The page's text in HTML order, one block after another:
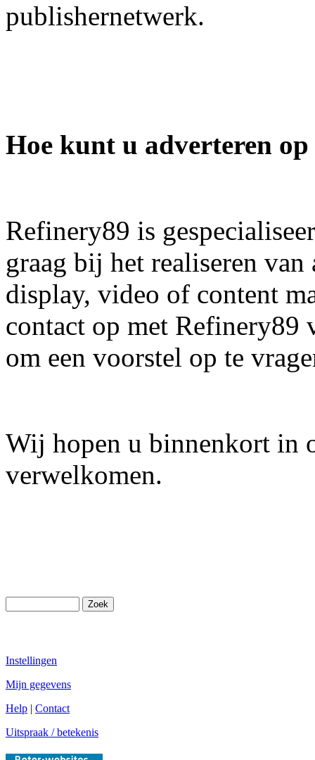
publishernetwerk.
Hoe kunt u adverteren op
Refinery89 is
graag bij het realiseren
display, video of content
contact op met Refinery89
om een voorstel op te
Wij hopen u binnenkort in
verwelkomen.
Instellingen
Mijn gegevens
Help | Contact
Uitspraak / betekenis